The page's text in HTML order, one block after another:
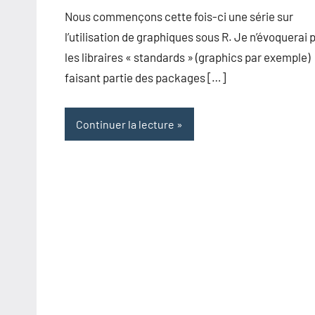
Nous commençons cette fois-ci une série sur
l’utilisation de graphiques sous R. Je n’évoquerai
les libraires « standards » (graphics par exemple)
faisant partie des packages […]
Continuer la lecture